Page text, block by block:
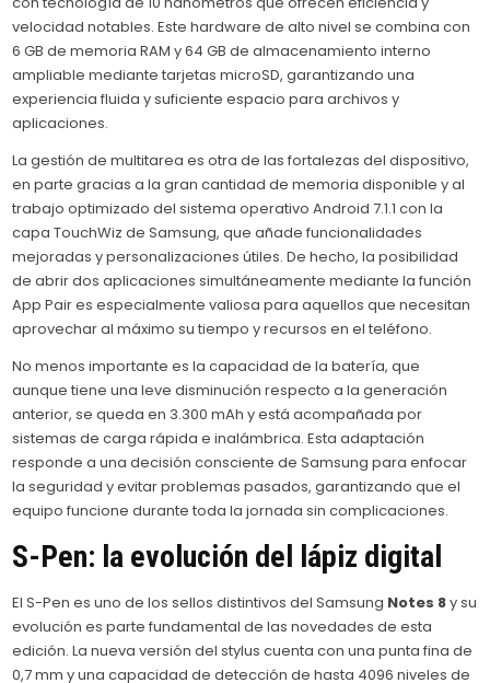
velocidad notables. Este hardware de alto nivel se combina con
6 GB de memoria RAM y 64 GB de almacenamiento interno
ampliable mediante tarjetas microSD, garantizando una
experiencia fluida y suficiente espacio para archivos y
aplicaciones.
La gestión de multitarea es otra de las fortalezas del dispositivo,
en parte gracias a la gran cantidad de memoria disponible y al
trabajo optimizado del sistema operativo Android 7.1.1 con la
capa TouchWiz de Samsung, que añade funcionalidades
mejoradas y personalizaciones útiles. De hecho, la posibilidad
de abrir dos aplicaciones simultáneamente mediante la función
App Pair es especialmente valiosa para aquellos que necesitan
aprovechar al máximo su tiempo y recursos en el teléfono.
No menos importante es la capacidad de la batería, que
aunque tiene una leve disminución respecto a la generación
anterior, se queda en 3.300 mAh y está acompañada por
sistemas de carga rápida e inalámbrica. Esta adaptación
responde a una decisión consciente de Samsung para enfocar
la seguridad y evitar problemas pasados, garantizando que el
equipo funcione durante toda la jornada sin complicaciones.
S-Pen: la evolución del lápiz digital
El S-Pen es uno de los sellos distintivos del Samsung Notes 8y su
evolución es parte fundamental de las novedades de esta
edición. La nueva versión del stylus cuenta con una punta fina de
0,7 mm y una capacidad de detección de hasta 4096 niveles de